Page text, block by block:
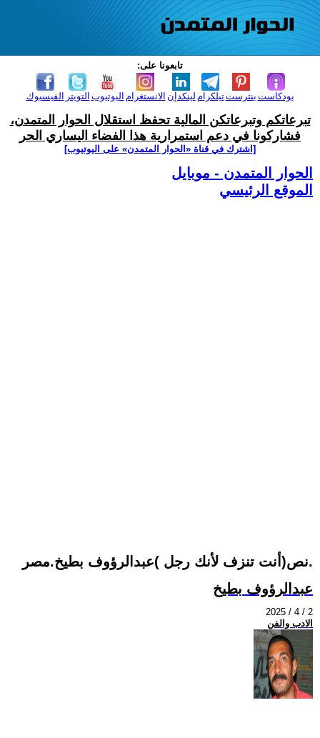
تابعونا على:
الفيسبوك التويتر اليوتيوب الانستغرام لينكدإن تيلكرامبنترست بودكاست
تبرعاتكم وتبرعاتكن المالية تحفظ استقلال الحوار المتمدن،
فشاركونا في دعم استمرارية هذا الفضاء اليساري الحر
[اشترك في قناة ‫«الحوار المتمدن» على اليوتيوب]
الحوار المتمدن - موبايل
الموقع الرئيسي
نص(أنت تنزف لأنك رجل )عبدالرؤوف بطيخ.مصر.
عبدالرؤوف بطيخ
2025 / 4 / 2
الادب والفن